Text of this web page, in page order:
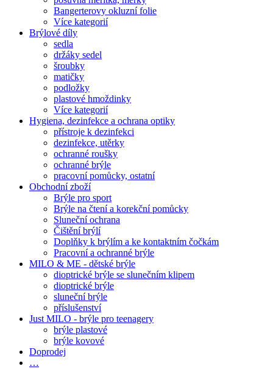
Bangerterovy okluzní folie
Více kategorií
Brýlové díly
sedla
držáky sedel
šroubky
matičky
podložky
plastové hmoždinky
Více kategorií
Hygiena, dezinfekce a ochrana optiky
přístroje k dezinfekci
dezinfekce, utěrky
ochranné roušky
ochranné brýle
pracovní pomůcky, ostatní
Obchodní zboží
Brýle pro sport
Brýle na čtení a korekční pomůcky
Sluneční ochrana
Čištění brýlí
Doplňky k brýlím a ke kontaktním čočkám
Pracovní a ochranné brýle
MILO & ME - dětské brýle
dioptrické brýle se slunečním klipem
dioptrické brýle
sluneční brýle
příslušenství
Just MILO - brýle pro teenagery
brýle plastové
brýle kovové
Doprodej
…